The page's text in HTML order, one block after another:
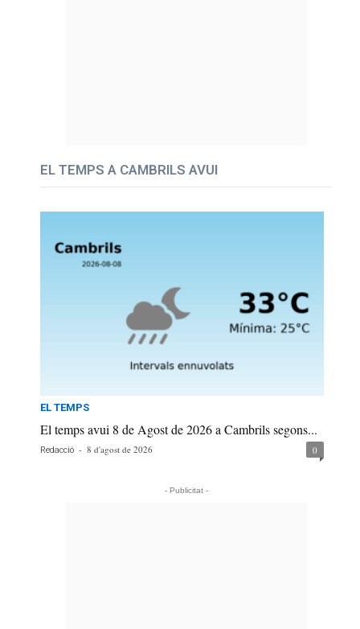
EL TEMPS A CAMBRILS AVUI
EL TEMPS
El temps avui 8 de Agost de 2026 a Cambrils segons...
Redacció - 8 d'agost de 2026 0
- Publicitat -